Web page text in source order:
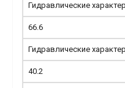
Гидравлические
66.6
Гидравлические
40.2